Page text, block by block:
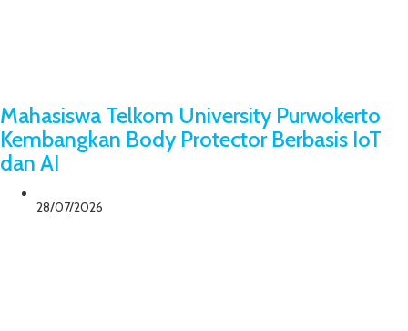
Mahasiswa Telkom University Purwokerto
Kembangkan Body Protector Berbasis IoT
dan AI
28/07/2026